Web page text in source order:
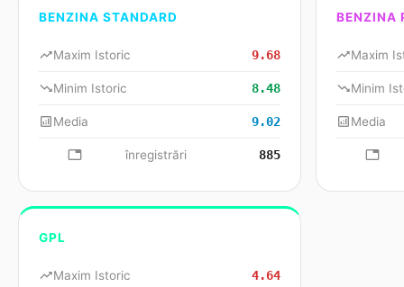
BENZINA STANDARD
trending_upMaxim Istoric 9.68
trending_downMinim Istoric 8.48
analyticsMedia 9.02
database înregistrări 885
BENZINA
trending_upMaxim
trending_downMinim
analyticsMedia
GPL
trending_upMaxim Istoric 4.64